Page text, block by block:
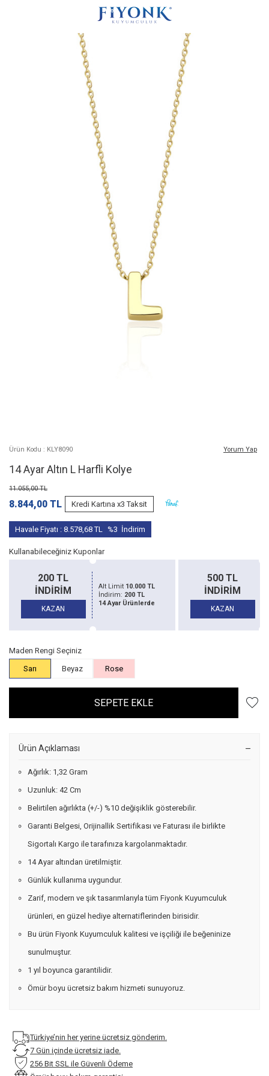
Ürün Kodu : KLY8090 Yorum Yap
14 Ayar Altın L Harfli Kolye
11.055,00TL
8.844,00 TL Kredi Kartına x3 Taksit
Havale Fiyatı : 8.578,68TL %3 İndirim
Kullanabileceğiniz Kuponlar
200 TL
İNDİRİM
KAZAN
Alt Limit 10.000 TL
İndirim: 200 TL
14 Ayar Ürünlerde
500 TL
İNDİRİM
KAZAN
Maden Rengi Seçiniz
Sarı
Beyaz Rose
SEPETE EKLE
Ürün Açıklaması
Ağırlık: 1,32 Gram
Uzunluk: 42 Cm
Belirtilen ağırlıkta (+/-) %10 değişiklik gösterebilir.
Garanti Belgesi, Orijinallik Sertifikası ve Faturası ile birlikte
Sigortalı Kargo ile tarafınıza kargolanmaktadır.
14 Ayar altından üretilmiştir.
Günlük kullanıma uygundur.
Zarif, modern ve şık tasarımlarıyla tüm Fiyonk Kuyumculuk
ürünleri, en güzel hediye alternatiflerinden birisidir.
Bu ürün Fiyonk Kuyumculuk kalitesi ve işçiliği ile beğeninize
sunulmuştur.
1 yıl boyunca garantilidir.
Ömür boyu ücretsiz bakım hizmeti sunuyoruz.
Türkiye’nin her yerine ücretsiz gönderim.
7 Gün içinde ücretsiz iade.
256 Bit SSL ile Güvenli Ödeme